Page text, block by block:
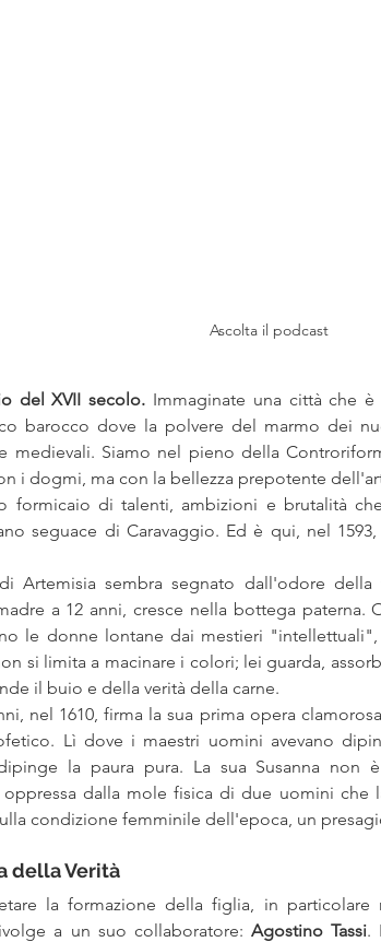
Ascolta il podcast
del XVII secolo. Immaginate una città che
barocco dove la polvere del marmo dei
medievali. Siamo nel pieno della
i dogmi, ma con la bellezza prepotente
formicaio di talenti, ambizioni e brutalità
Artemisia sembra segnato dall'odore
a 12 anni, cresce nella bottega paterna.
le donne lontane dai mestieri
si limita a macinare i colori; lei guarda,
il buio e della verità della carne.
nel 1610, firma la sua prima opera
Lì dove i maestri uomini avevano
la paura pura. La sua Susanna non
oppressa dalla mole fisica di due uomini che
condizione femminile dell'epoca, un
della Verità
la formazione della figlia, in particolare
a un suo collaboratore: Agostino Tassi.